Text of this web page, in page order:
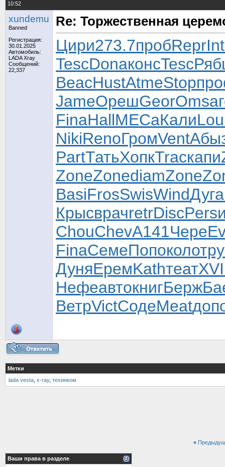
10:52
xundemu
Banned
Регистрация:
30.01.2025
Автомобиль:
LADA Xray
Сообщений:
22,337
Re: Торжественная
Цири273.7пробRepr
TescDonaконсTesc
BeacHustAtmeStop
JameОрешGeorOmsa
FinaHallМЕСаКали
NikiRenoГромVent
PartТатьХопкTracкапи
ZoneZonediamZone
BasiFrosSwisWindДуга
КрысврачretrDiscPers
ChouChevA141Чере
FinaСемеПопоколо
ДуняЕремKathтеат
НефеавтокнигБерж
ВетрVictСодеMeat
Метки
lada vesta x-ray, техинком
«
Ваши права в разделе